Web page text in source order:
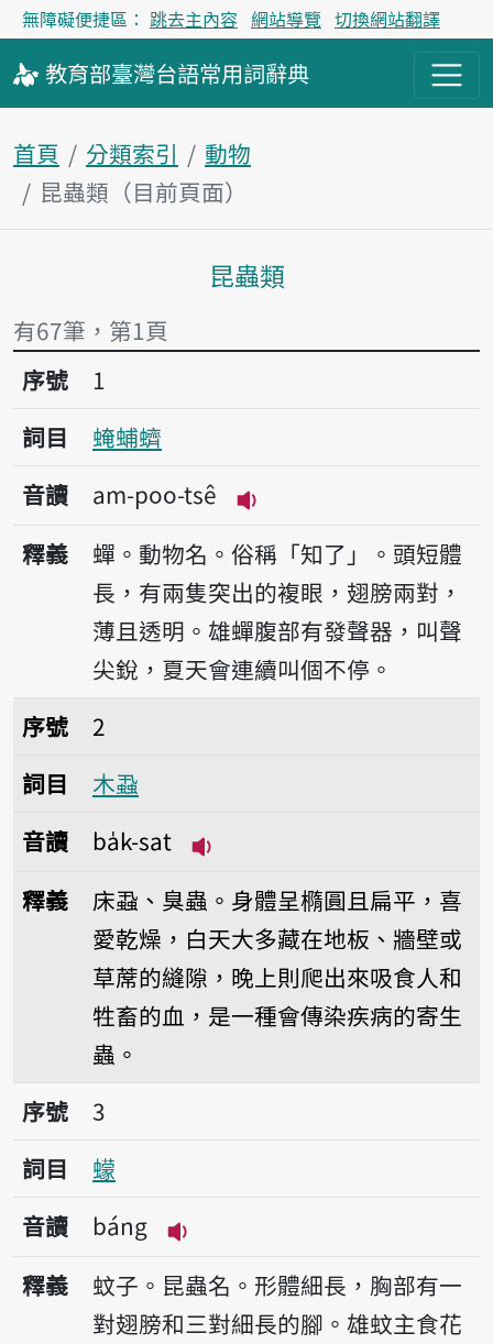
無障礙便捷區： 跳去主內容 網站導覽 切換網站翻譯
教育部臺灣台語常用詞辭典
首頁 分類索引
動物
昆蟲類（目前頁面）
主內容區塊
昆蟲類
有67筆，第1頁
序號1𧌄蜅蠐
序號
1
詞目
𧌄蜅蠐
音讀
am-poo-tsê
播放音讀am-poo-tsê
釋義
蟬。動物名。俗稱「知了」。頭短體
長，有兩隻突出的複眼，翅膀兩對，
薄且透明。雄蟬腹部有發聲器，叫聲
尖銳，夏天會連續叫個不停。
序號2木蝨
序號
2
詞目
木蝨
音讀
ba̍k-sat
釋義
床蝨、臭蟲。身體呈橢圓且扁平，喜
愛乾燥，白天大多藏在地板、牆壁或
草蓆的縫隙，晚上則爬出來吸食人和
牲畜的血，是一種會傳染疾病的寄生
蟲。
序號3蠓
序號
3
詞目
蠓
音讀
báng
播放音讀báng
釋義
蚊子。昆蟲名。形體細長，胸部有一
對翅膀和三對細長的腳。雄蚊主食花